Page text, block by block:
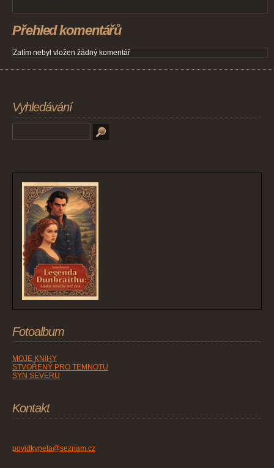
Přehled komentářů
Zatím nebyl vložen žádný komentář
Vyhledávání
Fotoalbum
MOJE KNIHY
STVOŘENÝ PRO TEMNOTU
SYN SEVERU
Kontakt
povidkypeta@seznam.cz